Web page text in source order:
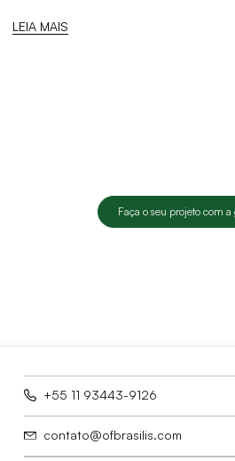
LEIA MAIS
Faça o seu projeto com a
+55 11 93443-9126
contato@ofbrasilis.com